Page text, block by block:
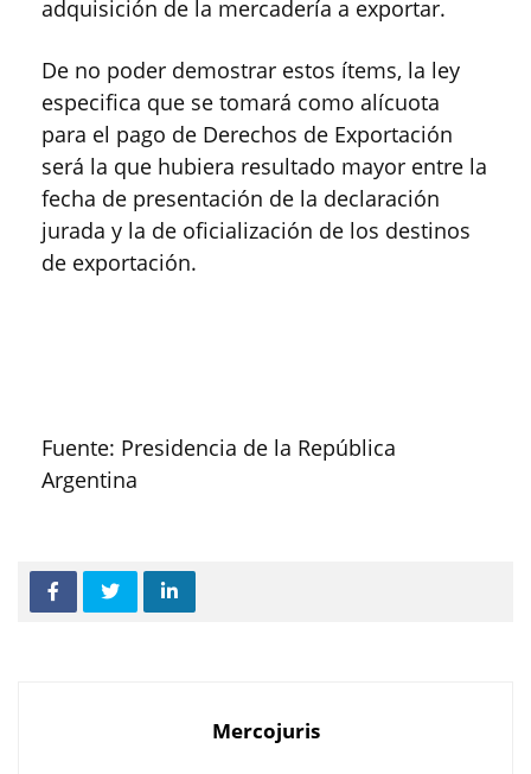
adquisición de la mercadería a exportar.
De no poder demostrar estos ítems, la ley
especifica que se tomará como alícuota
para el pago de Derechos de Exportación
será la que hubiera resultado mayor entre la
fecha de presentación de la declaración
jurada y la de oficialización de los destinos
de exportación.
Fuente: Presidencia de la República
Argentina
Mercojuris